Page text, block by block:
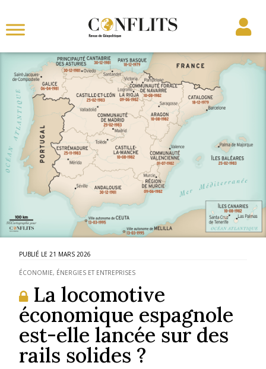
21 MARS 2026
ÉCONOMIE, ÉNERGIES ET ENTREPRISES
La locomotive
économique espagnole
est-elle lancée sur des
rails solides ?